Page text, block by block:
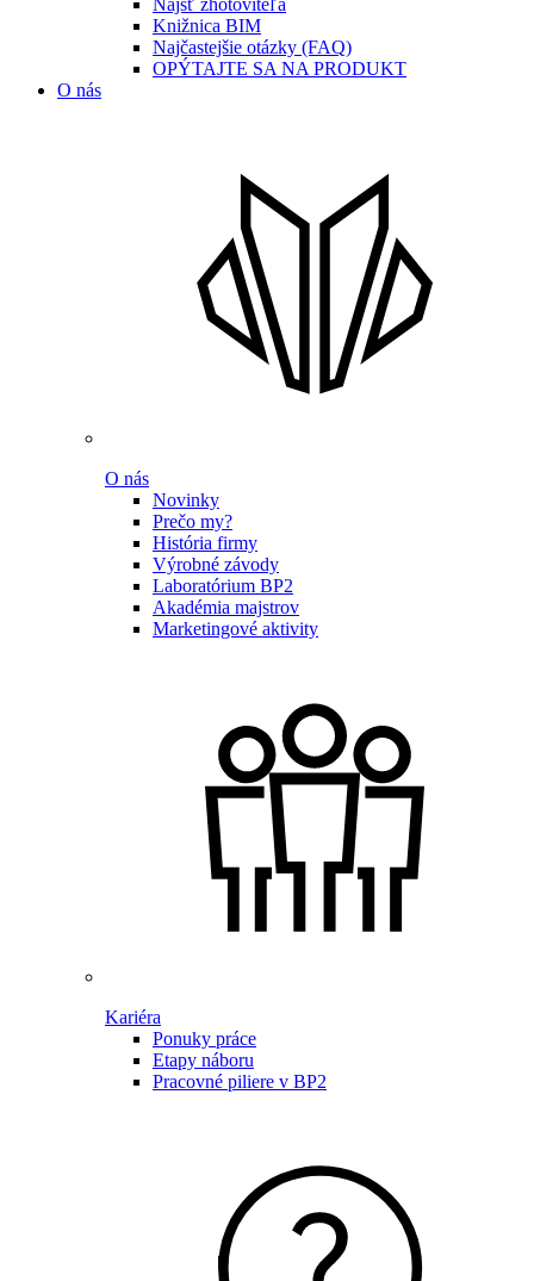
Nájsť zhotoviteľa
Knižnica BIM
Najčastejšie otázky (FAQ)
OPÝTAJTE SA NA PRODUKT
O nás
O nás
Novinky
Prečo my?
História firmy
Výrobné závody
Laboratórium BP2
Akadémia majstrov
Marketingové aktivity
Kariéra
Ponuky práce
Etapy náboru
Pracovné piliere v BP2